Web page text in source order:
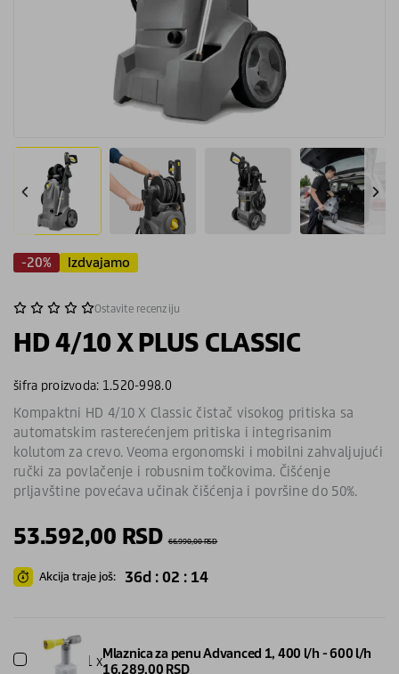
-20% Izdvajamo
Ostavite recenziju
HD 4/10 X PLUS CLASSIC
šifra proizvoda: 1.520-998.0
Kompaktni HD 4/10 X Classic čistač visokog pritiska sa
automatskim rasterećenjem pritiska i integrisanim
kolutom za crevo. Veoma ergonomski i mobilni zahvaljujući
ručki za povlačenje i robusnim točkovima. Čišćenje
prljavštine povećava učinak čišćenja i površine do 50%.
53.592,00 RSD 66.990,00RSD
Akcija traje još: 36d : 02 : 14
1 xMlaznica za penu Advanced 1, 400 l/h - 600 l/h
16.289,00 RSD